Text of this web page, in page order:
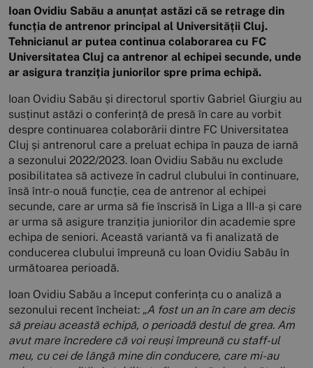
Ioan Ovidiu Sabău a anunțat astăzi că se retrage din
funcția de antrenor principal al Universității Cluj.
Tehnicianul ar putea continua colaborarea cu FC
Universitatea Cluj ca antrenor al echipei secunde, unde
ar asigura tranziția juniorilor spre prima echipă.
Ioan Ovidiu Sabău și directorul sportiv Gabriel Giurgiu au
susținut astăzi o conferință de presă în care au vorbit
despre continuarea colaborării dintre FC Universitatea
Cluj și antrenorul care a preluat echipa în pauza de iarnă
a sezonului 2022/2023. Ioan Ovidiu Sabău nu exclude
posibilitatea să activeze în cadrul clubului în continuare,
însă într-o nouă funcție, cea de antrenor al echipei
secunde, care ar urma să fie înscrisă în Liga a III-a și care
ar urma să asigure tranziția juniorilor din academie spre
echipa de seniori. Această variantă va fi analizată de
conducerea clubului împreună cu Ioan Ovidiu Sabău în
următoarea perioadă.
Ioan Ovidiu Sabău a început conferința cu o analiză a
sezonului recent încheiat: „A fost un an în care am decis
să preiau această echipă, o perioadă destul de grea. Am
avut mare încredere că voi reuși împreună cu staff-ul
meu, cu cei de lângă mine din conducere, care mi-au